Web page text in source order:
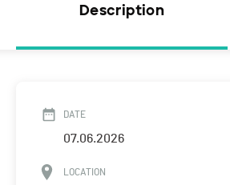
Description
DATE
07.06.2026
LOCATION